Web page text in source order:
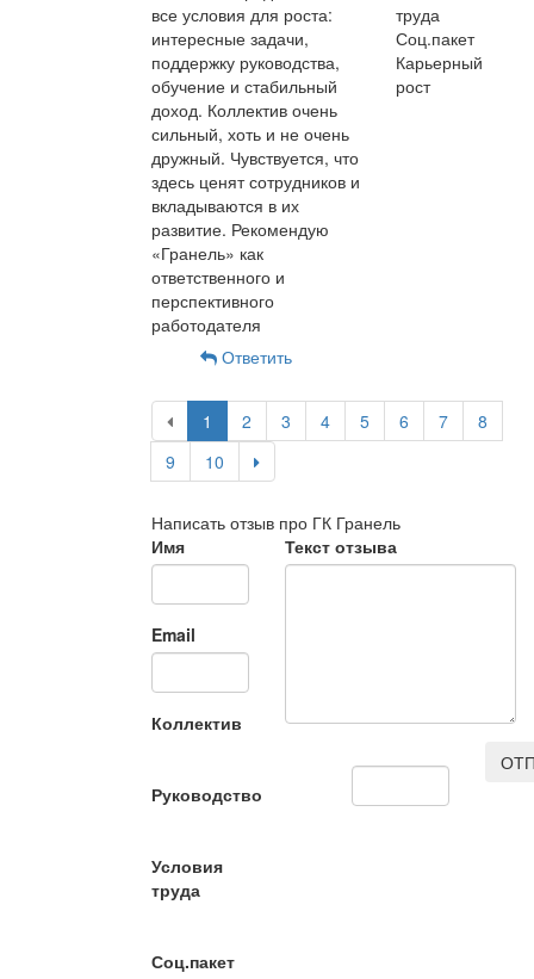
все условия для роста:
интересные задачи,
поддержку руководства,
обучение и стабильный
доход. Коллектив очень
сильный, хоть и не очень
дружный. Чувствуется, что
здесь ценят сотрудников и
вкладываются в их
развитие. Рекомендую
«Гранель» как
ответственного и
перспективного
работодателя
труда
Соц.пакет
Карьерный
рост
Ответить
1 2 3 4 5 6 7
8
9
10
Написать отзыв про ГК Гранель
Имя
Email
Коллектив
Руководство
Условия
труда
Соц.пакет
Текст отзыва